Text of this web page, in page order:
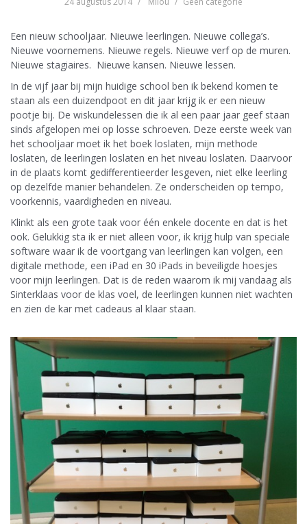
Een nieuw schooljaar. Nieuwe leerlingen. Nieuwe collega’s.
Nieuwe voornemens. Nieuwe regels. Nieuwe verf op de muren.
Nieuwe stagiaires. Nieuwe kansen. Nieuwe lessen.
In de vijf jaar bij mijn huidige school ben ik bekend komen te
staan als een duizendpoot en dit jaar krijg ik er een nieuw
pootje bij. De wiskundelessen die ik al een paar jaar geef staan
sinds afgelopen mei op losse schroeven. Deze eerste week van
het schooljaar moet ik het boek loslaten, mijn methode
loslaten, de leerlingen loslaten en het niveau loslaten. Daarvoor
in de plaats komt gedifferentieerder lesgeven, niet elke leerling
op dezelfde manier behandelen. Ze onderscheiden op tempo,
voorkennis, vaardigheden en niveau.
Klinkt als een grote taak voor één enkele docente en dat is het
ook. Gelukkig sta ik er niet alleen voor, ik krijg hulp van speciale
software waar ik de voortgang van leerlingen kan volgen, een
digitale methode, een iPad en 30 iPads in beveiligde hoesjes
voor mijn leerlingen. Dat is de reden waarom ik mij vandaag als
Sinterklaas voor de klas voel, de leerlingen kunnen niet wachten
en zien de kar met cadeaus al klaar staan.